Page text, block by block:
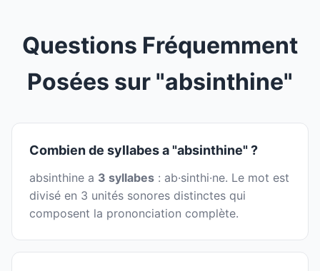
Questions Fréquemment
Posées sur "absinthine"
Combien de syllabes a "absinthine" ?
absinthine a 3 syllabes : ab·sinthi·ne. Le mot est
divisé en 3 unités sonores distinctes qui
composent la prononciation complète.